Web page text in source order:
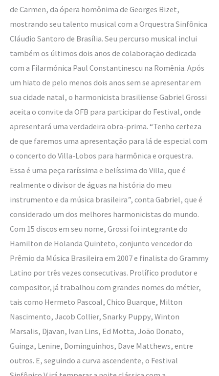
de Carmen, da ópera homônima de Georges Bizet,
mostrando seu talento musical com a Orquestra Sinfônica
Cláudio Santoro de Brasília. Seu percurso musical inclui
também os últimos dois anos de colaboração dedicada
com a Filarmónica Paul Constantinescu na Romênia. Após
um hiato de pelo menos dois anos sem se apresentar em
sua cidade natal, o harmonicista brasiliense Gabriel Grossi
aceita o convite da OFB para participar do Festival, onde
apresentará uma verdadeira obra-prima. “Tenho certeza
de que faremos uma apresentação para lá de especial com
o concerto do Villa-Lobos para harmônica e orquestra.
Essa é uma peça raríssima e belíssima do Villa, que é
realmente o divisor de águas na história do meu
instrumento e da música brasileira”, conta Gabriel, que é
considerado um dos melhores harmonicistas do mundo.
Com 15 discos em seu nome, Grossi foi integrante do
Hamilton de Holanda Quinteto, conjunto vencedor do
Prêmio da Música Brasileira em 2007 e finalista do Grammy
Latino por três vezes consecutivas. Prolífico produtor e
compositor, já trabalhou com grandes nomes do métier,
tais como Hermeto Pascoal, Chico Buarque, Milton
Nascimento, Jacob Collier, Snarky Puppy, Winton
Marsalis, Djavan, Ivan Lins, Ed Motta, João Donato,
Guinga, Lenine, Dominguinhos, Dave Matthews, entre
outros. E, seguindo a curva ascendente, o Festival